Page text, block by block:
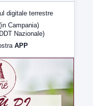
LabNews (Diretta)
LabNews (replica)
digitale terrestre
Campania)
Nazionale)
APP